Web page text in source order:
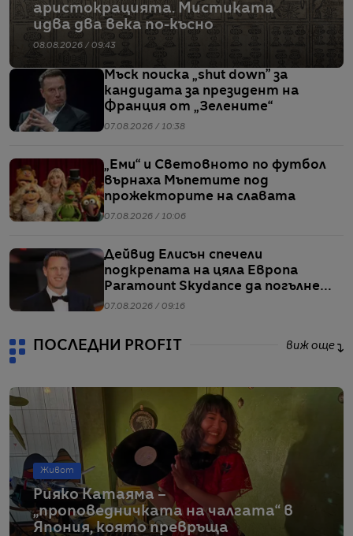
аристокрацията. Мистиката
идва два века по-късно
08.08.2026 / 09:43
Мъск поиска „shut down” за
кандидата за президент на
Франция от „Зелените“
07.08.2026 / 10:38
„Еми“ и Световното по футбол
върнаха Мъпетите под
прожекторите на славата
07.08.2026 / 10:06
Дейвид Елисън спечели
подкрепата на цяла Европа
Paramount Skydance да погълне
WBD
07.08.2026 / 09:16
ПОСЛЕДНИ PROFIT виж още
Живот
Рияко Катаяма –
„проповедничката на чалгата“ в
Япония, която превръща